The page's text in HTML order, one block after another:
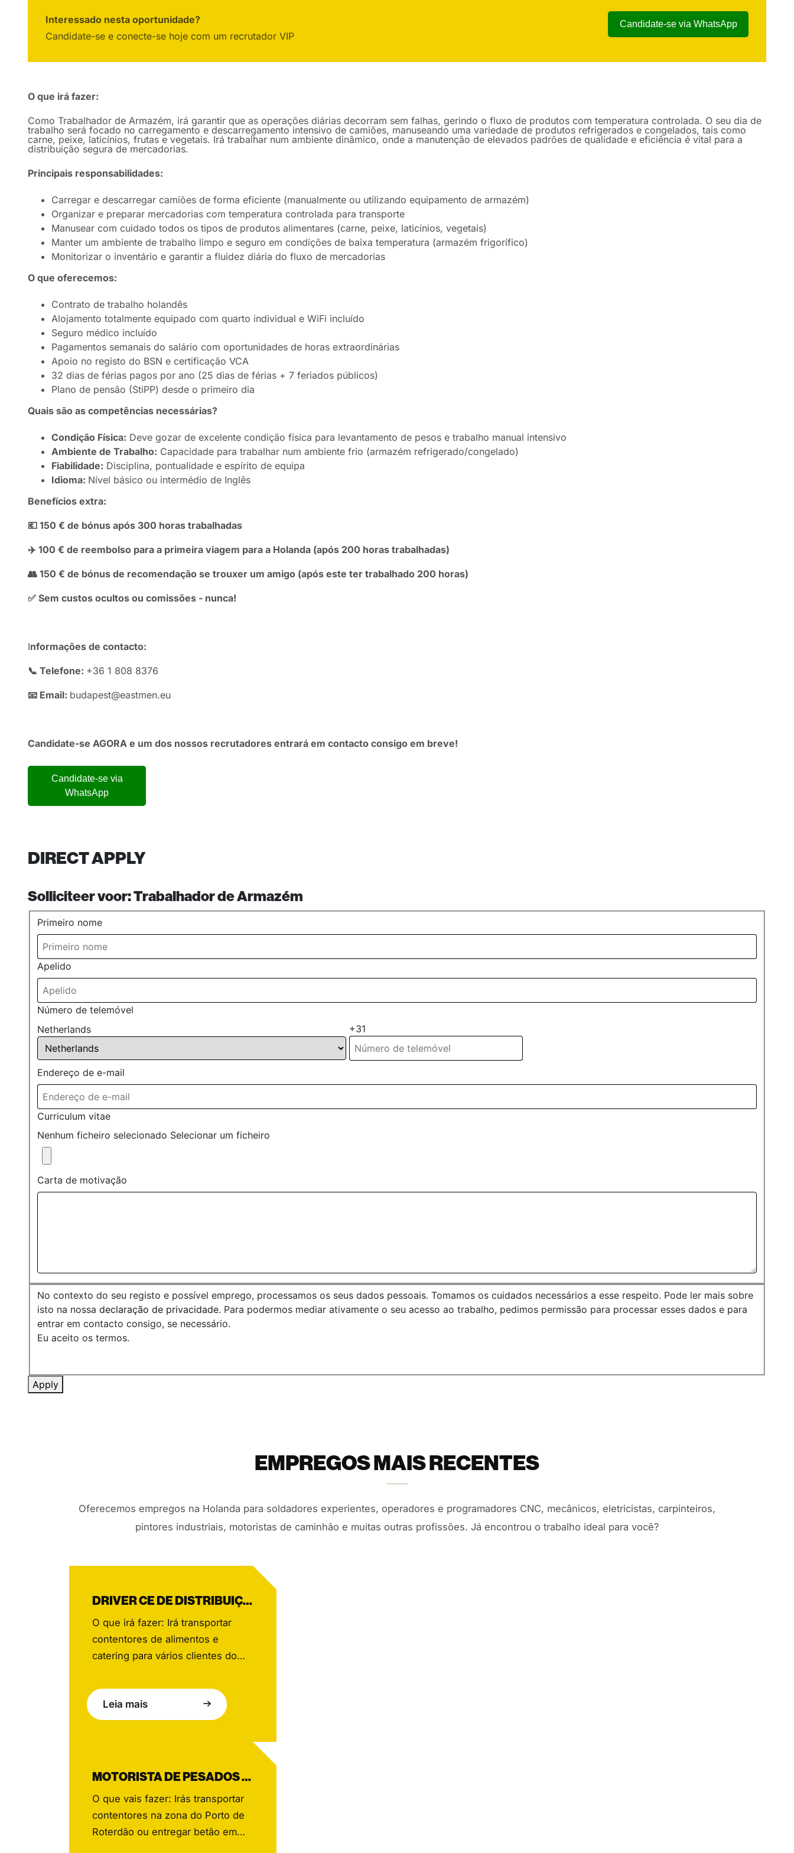
Interessado nesta oportunidade?
Candidate-se e conecte-se hoje com um recrutador VIP
Candidate-se via WhatsApp
O que irá fazer:
Como Trabalhador de Armazém, irá garantir que as operações diárias decorram sem falhas, gerindo o fluxo de produtos com temperatura controlada. O seu dia de
trabalho será focado no carregamento e descarregamento intensivo de camiões, manuseando uma variedade de produtos refrigerados e congelados, tais como
carne, peixe, laticínios, frutas e vegetais. Irá trabalhar num ambiente dinâmico, onde a manutenção de elevados padrões de qualidade e eficiência é vital para a
distribuição segura de mercadorias.
Principais responsabilidades:
Carregar e descarregar camiões de forma eficiente (manualmente ou utilizando equipamento de armazém)
Organizar e preparar mercadorias com temperatura controlada para transporte
Manusear com cuidado todos os tipos de produtos alimentares (carne, peixe, laticínios, vegetais)
Manter um ambiente de trabalho limpo e seguro em condições de baixa temperatura (armazém frigorífico)
Monitorizar o inventário e garantir a fluidez diária do fluxo de mercadorias
O que oferecemos:
Contrato de trabalho holandês
Alojamento totalmente equipado com quarto individual e WiFi incluído
Seguro médico incluído
Pagamentos semanais do salário com oportunidades de horas extraordinárias
Apoio no registo do BSN e certificação VCA
32 dias de férias pagos por ano (25 dias de férias + 7 feriados públicos)
Plano de pensão (StiPP) desde o primeiro dia
Quais são as competências necessárias?
Condição Física: Deve gozar de excelente condição física para levantamento de pesos e trabalho manual intensivo
Ambiente de Trabalho: Capacidade para trabalhar num ambiente frio (armazém refrigerado/congelado)
Fiabilidade: Disciplina, pontualidade e espírito de equipa
Idioma: Nível básico ou intermédio de Inglês
Benefícios extra:
💶 150 € de bónus após 300 horas trabalhadas
✈️ 100 € de reembolso para a primeira viagem para a Holanda (após 200 horas trabalhadas)
👥 150 € de bónus de recomendação se trouxer um amigo (após este ter trabalhado 200 horas)
✅ Sem custos ocultos ou comissões - nunca!
Informações de contacto:
📞 Telefone: +36 1 808 8376
📧 Email: budapest@eastmen.eu
Candidate-se AGORA e um dos nossos recrutadores entrará em contacto consigo em breve!
Candidate-se via
WhatsApp
DIRECT APPLY
Solliciteer voor:Trabalhador de Armazém
Primeiro nome
Apelido
Número de telemóvel
Netherlands
+31
Endereço de e-mail
Curriculum vitae
Nenhum ficheiro selecionado Selecionar um ficheiro
Carta de motivação
No contexto do seu registo e possível emprego, processamos os seus dados pessoais. Tomamos os cuidados necessários a esse respeito. Pode ler mais sobre
isto na nossa declaração de privacidade. Para podermos mediar ativamente o seu acesso ao trabalho, pedimos permissão para processar esses dados e para
entrar em contacto consigo, se necessário.
Eu aceito os termos.
Apply
EMPREGOS MAIS RECENTES
Oferecemos empregos na Holanda para soldadores experientes, operadores e programadores CNC, mecânicos, eletricistas, carpinteiros,
pintores industriais, motoristas de caminhão e muitas outras profissões. Já encontrou o trabalho ideal para você?
DRIVER CE DE DISTRIBUIÇÃO DE LOJA
O que irá fazer: Irá transportar
contentores de alimentos e
catering para vários clientes do
zona de Amesterdão, contribuindo
todos os dias para um serviço de
excelência. Trabalhando em
apoio de colegas, irá garantir uma
Leia mais
MOTORISTA DE PESADOS CE – CONTENTORES / BETONEIRA
O que vais fazer: Irás transportar
contentores na zona do Porto de
Roterdão ou entregar betão em